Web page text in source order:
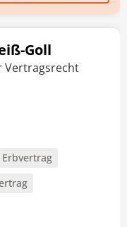
Goll
Vertragsrecht
Erbvertrag